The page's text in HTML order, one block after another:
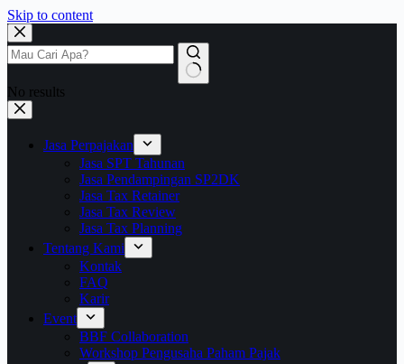
Skip to content
No results
Jasa Perpajakan
Jasa SPT Tahunan
Jasa Pendampingan SP2DK
Jasa Tax Retainer
Jasa Tax Review
Jasa Tax Planning
Tentang Kami
Kontak
FAQ
Karir
Event
BBF Collaboration
Workshop Pengusaha Paham Pajak